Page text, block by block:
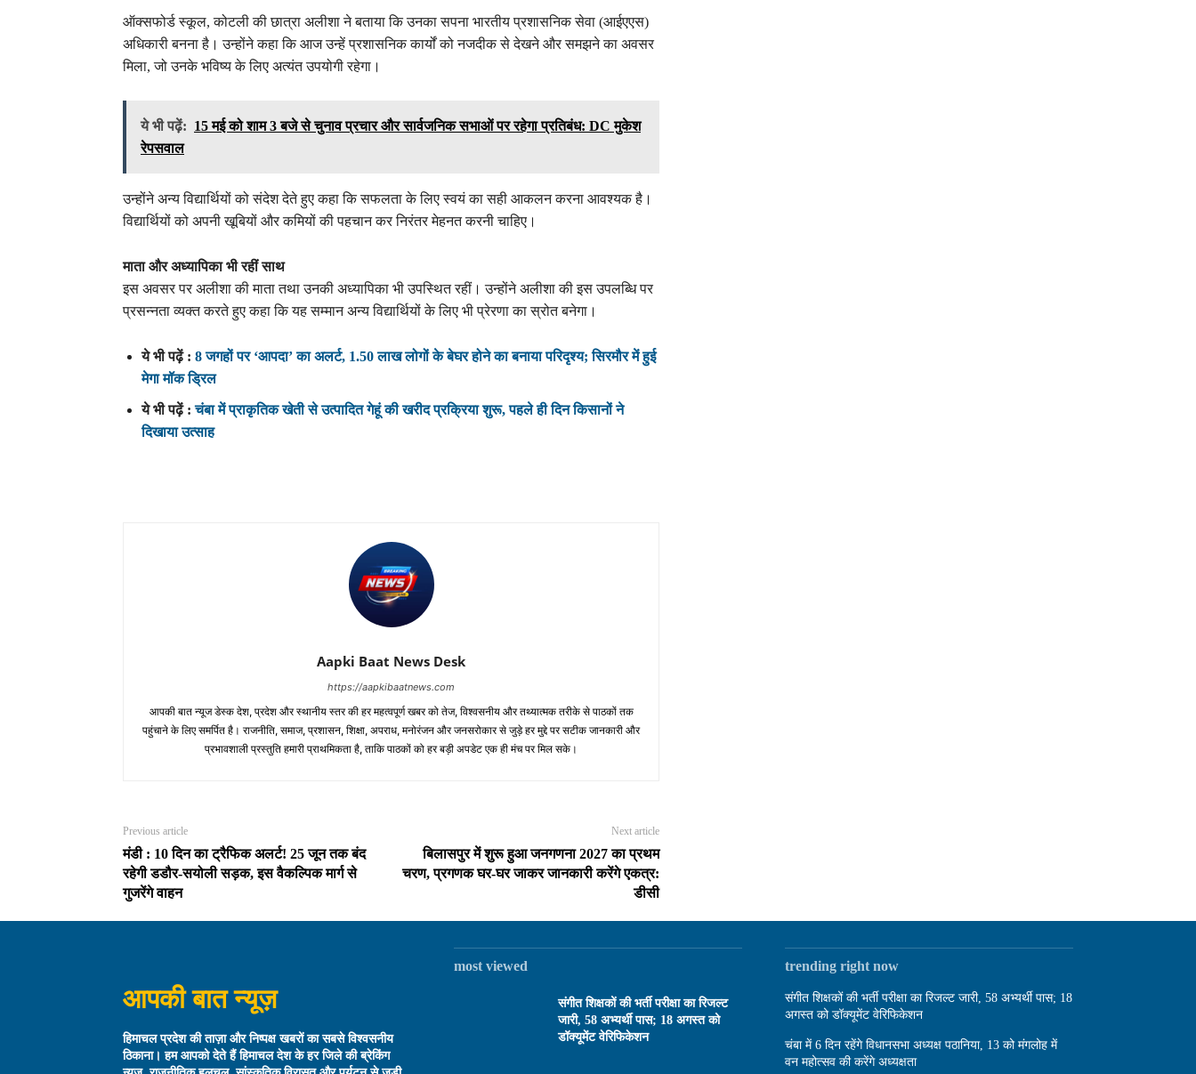
ऑक्सफोर्ड स्कूल, कोटली की छात्रा अलीशा ने बताया कि उनका सपना भारतीय प्रशासनिक सेवा (आईएएस)
अधिकारी बनना है। उन्होंने कहा कि आज उन्हें प्रशासनिक कार्यों को नजदीक से देखने और समझने का अवसर
मिला, जो उनके भविष्य के लिए अत्यंत उपयोगी रहेगा।
ये भी पढ़ें: 15 मई को शाम 3 बजे से चुनाव प्रचार और सार्वजनिक सभाओं पर रहेगा प्रतिबंध: DC मुकेश
रेपसवाल
उन्होंने अन्य विद्यार्थियों को संदेश देते हुए कहा कि सफलता के लिए स्वयं का सही आकलन करना आवश्यक है।
विद्यार्थियों को अपनी खूबियों और कमियों की पहचान कर निरंतर मेहनत करनी चाहिए।
माता और अध्यापिका भी रहीं साथ
इस अवसर पर अलीशा की माता तथा उनकी अध्यापिका भी उपस्थित रहीं। उन्होंने अलीशा की इस उपलब्धि पर
प्रसन्नता व्यक्त करते हुए कहा कि यह सम्मान अन्य विद्यार्थियों के लिए भी प्रेरणा का स्रोत बनेगा।
ये भी पढ़ें : 8 जगहों पर ‘आपदा’ का अलर्ट, 1.50 लाख लोगों के बेघर होने का बनाया परिदृश्य; सिरमौर में हुई
मेगा मॉक ड्रिल
ये भी पढ़ें :चंबा में प्राकृतिक खेती से उत्पादित गेहूं की खरीद प्रक्रिया शुरू, पहले ही दिन किसानों ने
दिखाया उत्साह
Aapki Baat News Desk
https://aapkibaatnews.com
आपकी बात न्यूज डेस्क देश, प्रदेश और स्थानीय स्तर की हर महत्वपूर्ण खबर को तेज, विश्वसनीय और तथ्यात्मक तरीके से पाठकों तक
पहुंचाने के लिए समर्पित है। राजनीति, समाज, प्रशासन, शिक्षा, अपराध, मनोरंजन और जनसरोकार से जुड़े हर मुद्दे पर सटीक जानकारी और
प्रभावशाली प्रस्तुति हमारी प्राथमिकता है, ताकि पाठकों को हर बड़ी अपडेट एक ही मंच पर मिल सके।
Previous article
मंडी : 10 दिन का ट्रैफिक अलर्ट! 25 जून तक बंद
रहेगी डडौर-सयोली सड़क, इस वैकल्पिक मार्ग से
गुजरेंगे वाहन
Next article
बिलासपुर में शुरू हुआ जनगणना 2027 का प्रथम
चरण, प्रगणक घर-घर जाकर जानकारी करेंगे एकत्र:
डीसी
आपकी बात न्यूज़
हिमाचल प्रदेश की ताज़ा और निष्पक्ष खबरों का सबसे विश्वसनीय
ठिकाना। हम आपको देते हैं हिमाचल देश के हर जिले की ब्रेकिंग
most viewed
संगीत शिक्षकों की भर्ती परीक्षा का रिजल्ट
जारी, 58 अभ्यर्थी पास; 18 अगस्त को
डॉक्यूमेंट वेरिफिकेशन
trending right now
संगीत शिक्षकों की भर्ती परीक्षा का रिजल्ट जारी, 58 अभ्यर्थी पास; 18
अगस्त को डॉक्यूमेंट वेरिफिकेशन
चंबा में 6 दिन रहेंगे विधानसभा अध्यक्ष पठानिया, 13 को मंगलोह में
वन महोत्सव की करेंगे अध्यक्षता